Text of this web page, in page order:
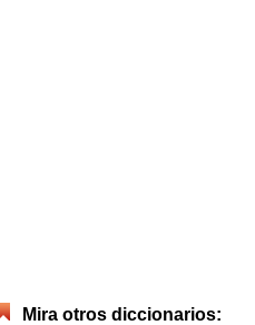
Mira otros diccionarios: